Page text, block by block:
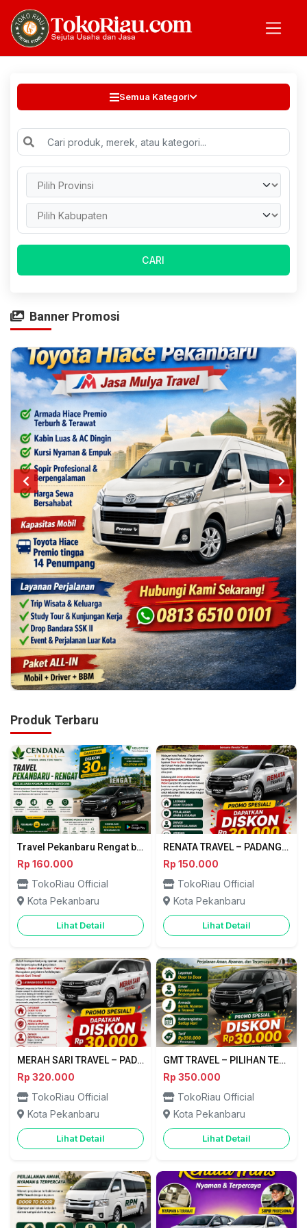
Semua Kategori
CARI
Banner Promosi
Produk Terbaru
Travel Pekanbaru Rengat bersama Cendana Travel
Rp 160.000
TokoRiau Official
Kota Pekanbaru
Lihat Detail
RENATA TRAVEL – PADANG ⇄ PAYAKUMBUH
Rp 150.000
TokoRiau Official
Kota Pekanbaru
Lihat Detail
MERAH SARI TRAVEL – PADANG ⇄ DUMAI
Rp 320.000
TokoRiau Official
Kota Pekanbaru
Lihat Detail
GMT TRAVEL – PILIHAN TERBAIK PERJALANAN PEKANBARU ⇄ BENGKULU
Rp 350.000
TokoRiau Official
Kota Pekanbaru
Lihat Detail